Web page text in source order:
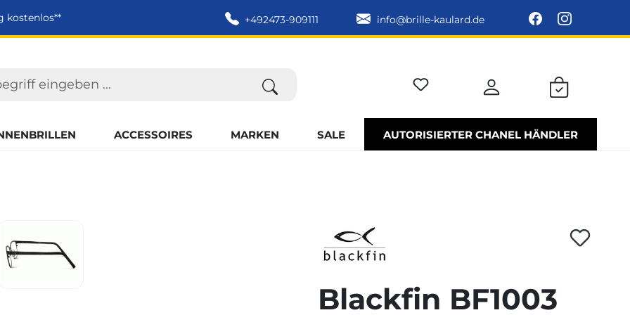
kostenlos** +492473-909111 info@brille-kaulard.de
ACCESSOIRES MARKEN SALE AUTORISIERTER CHANEL HÄNDLER
Blackfin BF1003